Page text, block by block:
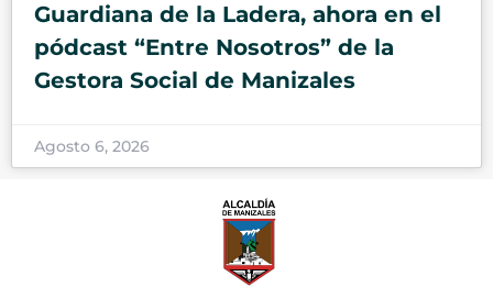
Guardiana de la Ladera, ahora en el
pódcast “Entre Nosotros” de la
Gestora Social de Manizales
Agosto 6, 2026